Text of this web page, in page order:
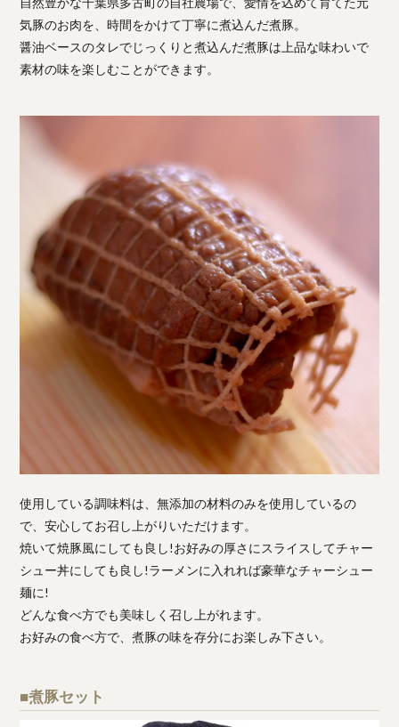
気豚のお肉を、時間をかけて丁寧に煮込んだ煮豚。
醤油ベースのタレでじっくりと煮込んだ煮豚は上品な味わいで
素材の味を楽しむことができます。
使用している調味料は、無添加の材料のみを使用しているの
で、安心してお召し上がりいただけます。
焼いて焼豚風にしても良し!お好みの厚さにスライスしてチャー
シュー丼にしても良し!ラーメンに入れれば豪華なチャーシュー
麺に!
どんな食べ方でも美味しく召し上がれます。
お好みの食べ方で、煮豚の味を存分にお楽しみ下さい。
■煮豚セット